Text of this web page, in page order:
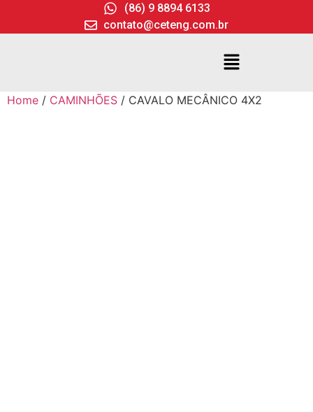
(86) 9 8894 6133
contato@ceteng.com.br
Home / CAMINHÕES / CAVALO MECÂNICO 4X2